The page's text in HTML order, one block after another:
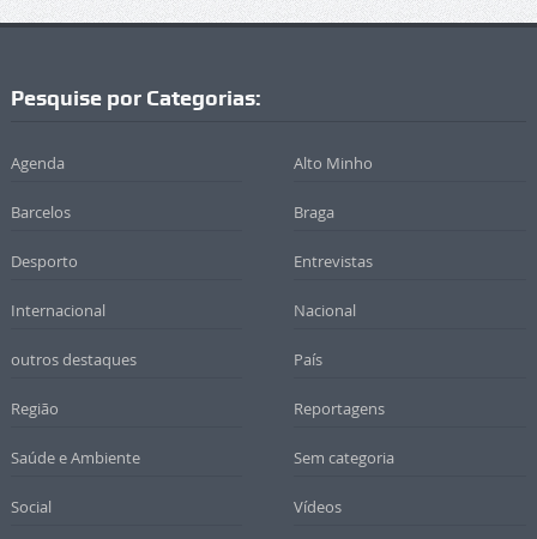
Pesquise por Categorias:
Agenda Alto Minho
Barcelos Braga
Desporto Entrevistas
Internacional Nacional
outros destaques País
Região Reportagens
Saúde e Ambiente Sem categoria
Social Vídeos